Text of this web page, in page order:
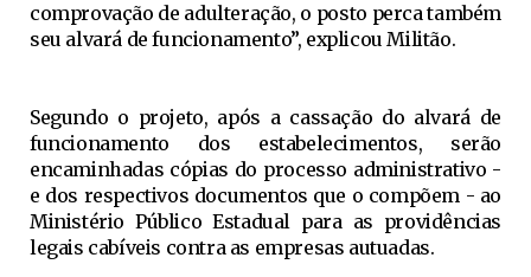
comprovação de adulteração, o posto perca também
seu alvará de funcionamento”, explicou Militão.
Segundo o projeto, após a cassação do alvará de
funcionamento dos estabelecimentos, serão
encaminhadas cópias do processo administrativo -
e dos respectivos documentos que o compõem - ao
Ministério Público Estadual para as providências
legais cabíveis contra as empresas autuadas.